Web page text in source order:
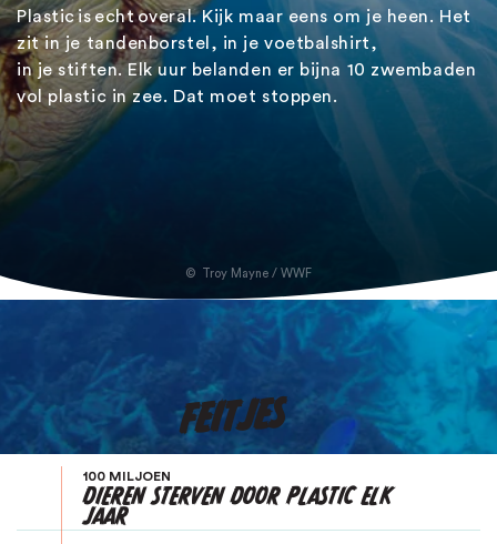
Troy Mayne / WWF
Plastic is echt overal.Kijk maar eens om je heen. Het
zit in je tandenborstel, in je voetbalshirt,
in je stiften. Elk uur belanden er bijna 10 zwembaden
vol plastic in zee. Dat moet stoppen.
FEITJES
100 MILJOEN
DIEREN STERVEN DOOR PLASTIC ELK
JAAR
Jaguar
Koala
Leeuw
Ongewervelde dieren
Panda
Ga op expeditie